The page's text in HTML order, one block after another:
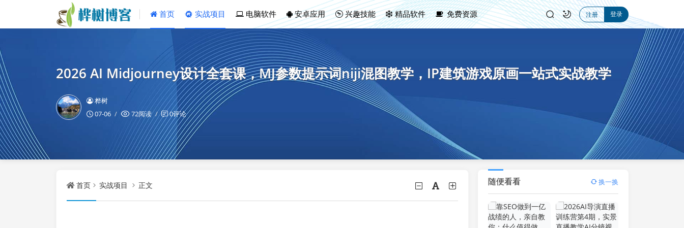
首页 实战项目 电脑软件 安卓应用 兴趣技能 精品软件 免费资源 注册 登录
2026 AI Midjourney设计全套课，MJ参数提示词niji混图教学，IP建筑游戏原画一站式实战教学
桦树
07-06
72阅读 0评论
首页 实战项目 正文 随便看看 换一换